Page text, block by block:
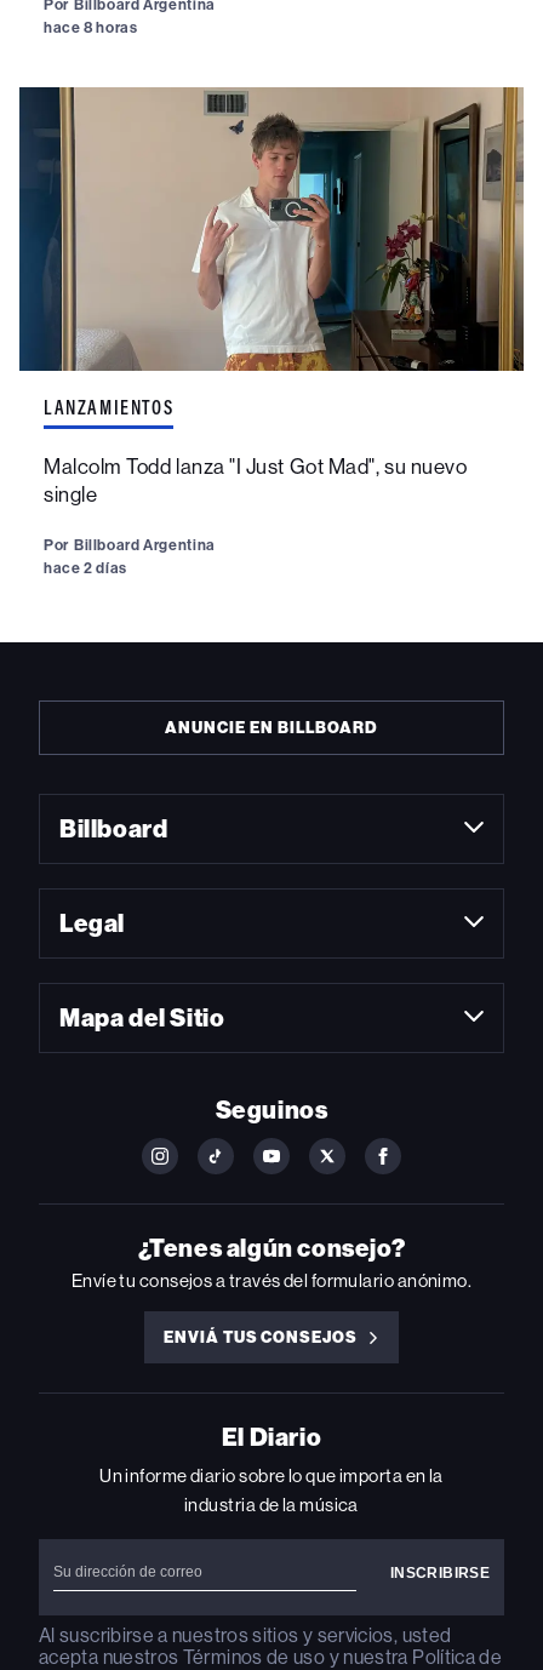
Por Billboard Argentina
hace 8 horas
LANZAMIENTOS
Malcolm Todd lanza "I Just Got Mad", su nuevo
single
Por Billboard Argentina
hace 2 días
ANUNCIE EN BILLBOARD
Billboard
Legal
Mapa del Sitio
Seguinos
FOLLOW
ON
INSTAGRAM
FOLLOW
ON
YOUTUBE
FOLLOW
ON
YOUTUBE
FOLLOW
ON
FOLLOW
ON
FACEBOOK
¿Tenes algún consejo?
Envíe tu consejos a través del formulario anónimo.
ENVIÁ TUS CONSEJOS
ENVIÁ
CONSEJOS
El Diario
Un informe diario sobre lo que importa en la
industria de la música
Al suscribirse a nuestros sitios y servicios, usted
acepta nuestros Términos de uso y nuestra Política de